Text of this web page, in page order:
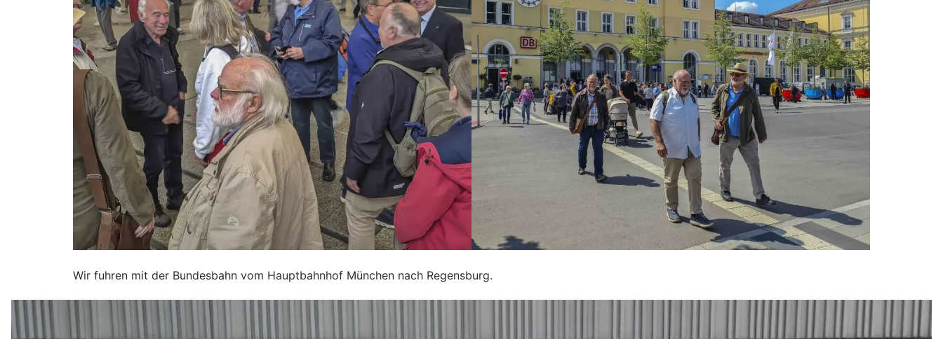
Wir fuhren mit der Bundesbahn vom Hauptbahnhof München nach Regensburg.